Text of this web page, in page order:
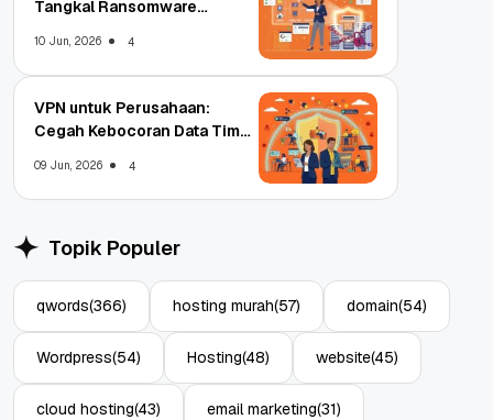
Tangkal Ransomware
10 Jun, 2026 4
VPN untuk Perusahaan:
Cegah Kebocoran Data Tim
09 Jun, 2026 4
Topik Populer
qwords(366) hosting murah(57) domain(54)
Wordpress(54) Hosting(48) website(45)
cloud hosting(43) email marketing(31)